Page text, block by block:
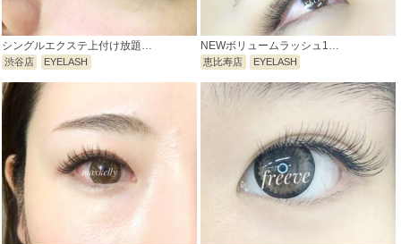
シングルエクステ上付け放題…
渋谷店 EYELASH
NEWボリュームラッシュ1…
恵比寿店 EYELASH